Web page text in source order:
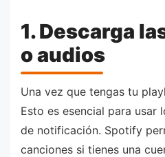
1. Descarga
o audios
Una vez que tengas tu
Esto es esencial para usar
de notificación. Spotify
canciones si tienes una